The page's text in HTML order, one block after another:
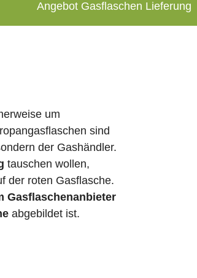
Angebot Gasflaschen Lieferung
um
sind
der Gashändler.
tauschen wollen,
der roten Gasflasche.
Gasflaschenanbieter
abgebildet ist.